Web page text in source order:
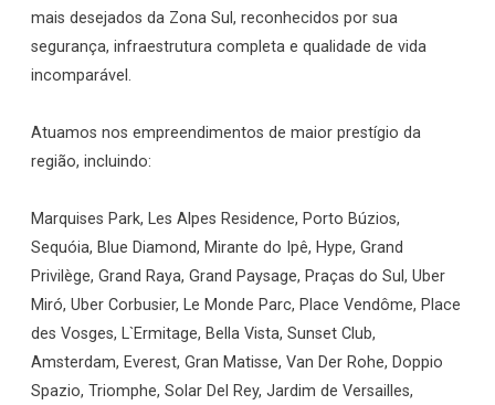
mais desejados da Zona Sul, reconhecidos por sua
segurança, infraestrutura completa e qualidade de vida
incomparável.
Atuamos nos empreendimentos de maior prestígio da
região, incluindo:
Marquises Park, Les Alpes Residence, Porto Búzios,
Sequóia, Blue Diamond, Mirante do Ipê, Hype, Grand
Privilège, Grand Raya, Grand Paysage, Praças do Sul, Uber
Miró, Uber Corbusier, Le Monde Parc, Place Vendôme, Place
des Vosges, L`Ermitage, Bella Vista, Sunset Club,
Amsterdam, Everest, Gran Matisse, Van Der Rohe, Doppio
Spazio, Triomphe, Solar Del Rey, Jardim de Versailles,